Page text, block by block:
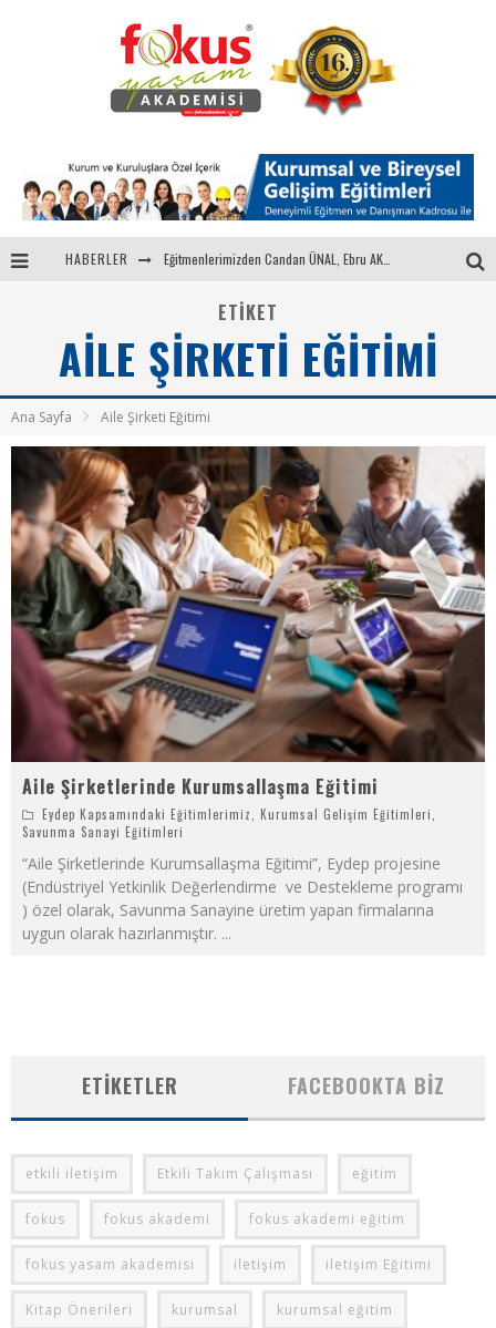
HABERLER Eğitmenlerimizden Candan ÜNAL, Ebru AKEL'le Kadın İsterse 68.Bölüm Konuğuydu
Parasını Veren 1'inci
Fokus Yaşam Akademisi 15. Yılında Gençleri Nasa, Harvard, Yale ile Buluşturacak!
ETIKET
AILE ŞIRKETI EĞITIMI
Ana Sayfa Aile Şirketi Eğitimi
Aile Şirketlerinde Kurumsallaşma Eğitimi
Eydep Kapsamındaki Eğitimlerimiz, Kurumsal Gelişim Eğitimleri,
Savunma Sanayi Eğitimleri
“Aile Şirketlerinde Kurumsallaşma Eğitimi”, Eydep projesine
(Endüstriyel Yetkinlik Değerlendirme ve Destekleme programı
) özel olarak, Savunma Sanayine üretim yapan firmalarına
uygun olarak hazırlanmıştır. ...
ETIKETLER FACEBOOKTA BIZ
etkili iletişim Etkili Takım Çalışması eğitim
fokus fokus akademi fokus akademi eğitim
fokus yasam akademisi iletişim iletişim Eğitimi
Kitap Önerileri kurumsal kurumsal eğitim